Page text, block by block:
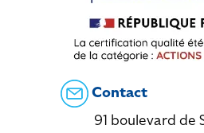
Contact
91 boulevard de